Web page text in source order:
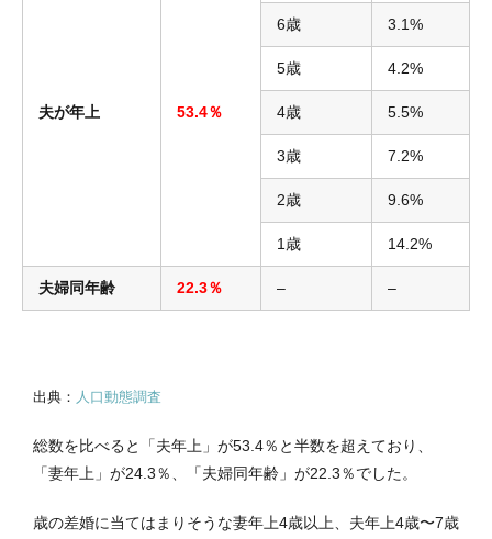
夫が年上 53.4％
6歳 3.1%
5歳 4.2%
4歳 5.5%
3歳 7.2%
2歳 9.6%
1歳 14.2%
夫婦同年齢 22.3％ – –
出典： 人口動態調査
総数を比べると
「夫年上」が53.4％と半数を超えており、
「妻年上」が24.3％、「夫婦同年齢」が22.3％でした。
歳の差婚に当てはまりそうな妻年上4歳以上、夫年上4歳〜7歳